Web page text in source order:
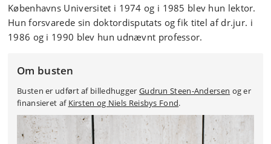
Københavns Universitet i 1974 og i 1985 blev hun lektor.
Hun forsvarede sin doktordisputats og fik titel af dr.jur. i
1986 og i 1990 blev hun udnævnt professor.
Om busten
Busten er udført af billedhugger Gudrun Steen-Andersen og er
finansieret af Kirsten og Niels Reisbys Fond.